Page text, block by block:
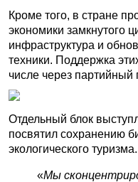
Кроме того, в стране
экономики замкнутого
инфраструктура и
техники. Поддержка
числе через партийный
Отдельный блок
посвятил сохранению
экологического туризма.
«Мы